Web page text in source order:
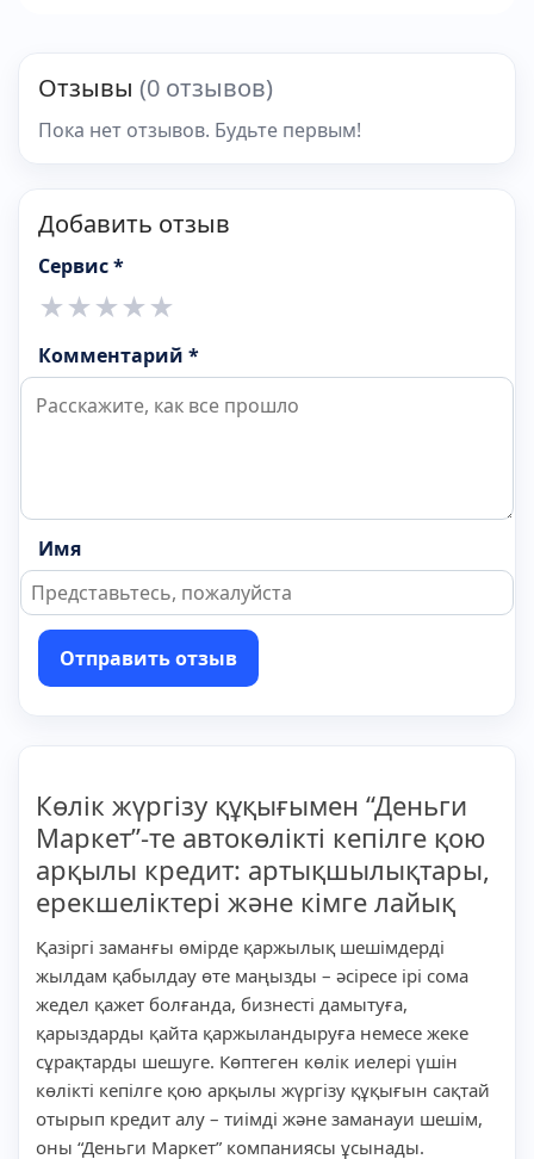
Отзывы (0 отзывов)
Пока нет отзывов. Будьте первым!
Добавить отзыв
Сервис *
★ ★ ★ ★ ★
Комментарий *
Имя
Отправить отзыв
Көлік жүргізу құқығымен “Деньги
Маркет”-те автокөлікті кепілге қою
арқылы кредит: артықшылықтары,
ерекшеліктері және кімге лайық
Қазіргі заманғы өмірде қаржылық шешімдерді
жылдам қабылдау өте маңызды – әсіресе ірі сома
жедел қажет болғанда, бизнесті дамытуға,
қарыздарды қайта қаржыландыруға немесе жеке
сұрақтарды шешуге. Көптеген көлік иелері үшін
көлікті кепілге қою арқылы жүргізу құқығын сақтай
отырып кредит алу – тиімді және заманауи шешім,
оны “Деньги Маркет” компаниясы ұсынады.